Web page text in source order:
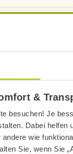
&
besuchen! Je
Dabei
wie
Sie, wenn Sie
gluten-
Erklärung